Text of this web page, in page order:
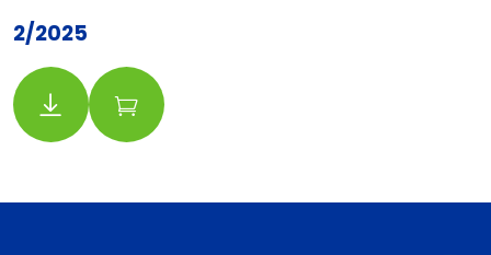
2/2025
DownloadBestellung